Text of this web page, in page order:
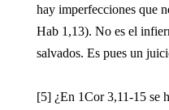
hay imperfecciones que
Hab 1,13). No es el
salvados. Es pues un
[5] ¿En 1Cor 3,11-15 se